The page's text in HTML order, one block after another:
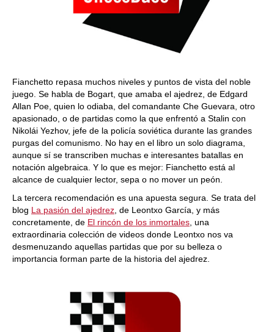
Fianchetto repasa muchos niveles y puntos de vista del noble
juego. Se habla de Bogart, que amaba el ajedrez, de Edgard
Allan Poe, quien lo odiaba, del comandante Che Guevara, otro
apasionado, o de partidas como la que enfrentó a Stalin con
Nikolái Yezhov, jefe de la policía soviética durante las grandes
purgas del comunismo. No hay en el libro un solo diagrama,
aunque sí se transcriben muchas e interesantes batallas en
notación algebraica. Y lo que es mejor: Fianchetto está al
alcance de cualquier lector, sepa o no mover un peón.
La tercera recomendación es una apuesta segura. Se trata del
blog La pasión del ajedrez, de Leontxo García, y más
concretamente, de El rincón de los inmortales, una
extraordinaria colección de videos donde Leontxo nos va
desmenuzando aquellas partidas que por su belleza o
importancia forman parte de la historia del ajedrez.